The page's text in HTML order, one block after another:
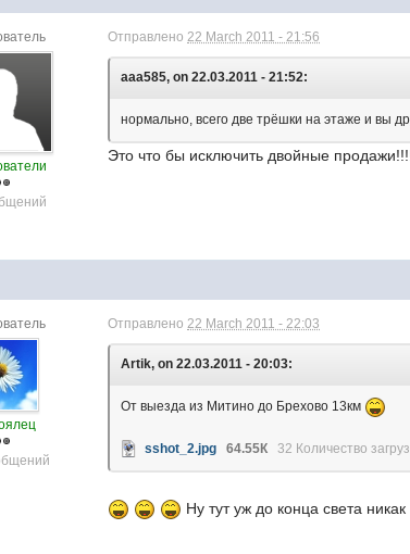
Отправлено 22 March 2011 - 21:56
aaa585, on 22.03.2011 - 21:52:
нормально, всего две трёшки на этаже и вы
Это что бы исключить двойные
Отправлено 22 March 2011 - 22:03
Artik, on 22.03.2011 - 20:03:
От выезда из Митино до Брехово 13км
sshot_2.jpg 64.55К 32 Количество
Ну тут уж до конца света